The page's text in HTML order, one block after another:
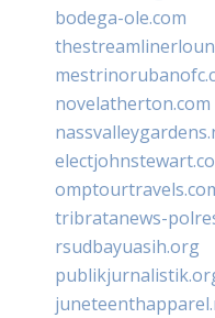
bodega-ole.com
novelatherton.com
tribratanews-
rsudbayuasih.org